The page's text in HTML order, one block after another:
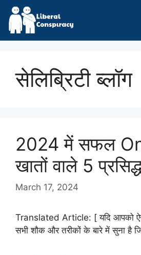
Skip
content
सेलिब्रिटी ब्लॉग
2024 में सफल
खातों वाले 5
March 17, 2024
Translated Article: [ यदि आपको
सभी शौक और तरीकों के बारे में सुना है